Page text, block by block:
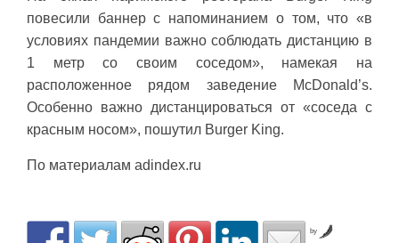
повесили баннер с напоминанием о том, что «в
условиях пандемии важно соблюдать дистанцию в
1 метр со своим соседом», намекая на
расположенное рядом заведение McDonald’s.
Особенно важно дистанцироваться от «соседа с
красным носом», пошутил Burger King.
По материалам adindex.ru
by